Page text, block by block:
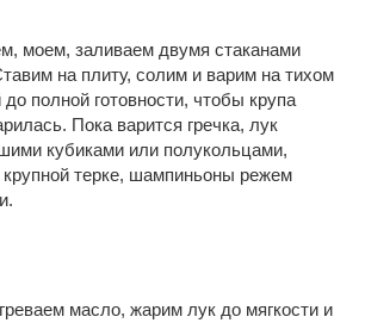
моем, заливаем двумя стаканами
на плиту, солим и варим на тихом
полной готовности, чтобы крупа
Пока варится гречка, лук
кубиками или полукольцами,
крупной терке, шампиньоны режем
масло, жарим лук до мягкости и